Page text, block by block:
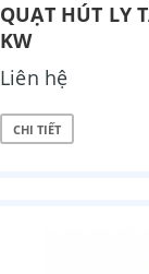
QUẠT HÚT LY
KW
Liên hệ
CHI TIẾT